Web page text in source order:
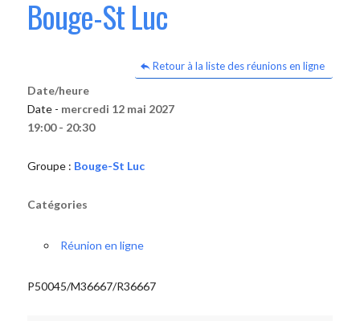
Bouge-St Luc
Retour à la liste des réunions en ligne
Date/heure
Date - mercredi 12 mai 2027
19:00 - 20:30
Groupe : Bouge-St Luc
Catégories
Réunion en ligne
P50045/M36667/R36667